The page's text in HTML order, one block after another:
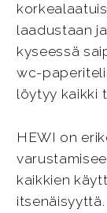
laadustaan
kyseessä
wc-
löytyy kaikki
HEWI on
kaikkien